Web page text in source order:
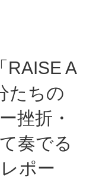
A
たちの
挫折・
奏でる
ポー